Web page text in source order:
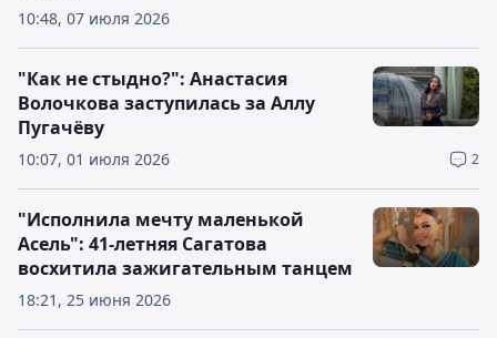
10:48, 07 июля 2026
10:07, 01 июля 2026 2
"Как не стыдно?": Анастасия
Волочкова заступилась за Аллу
Пугачёву
18:21, 25 июня 2026
"Исполнила мечту маленькой
Асель": 41-летняя Сагатова
восхитила зажигательным танцем